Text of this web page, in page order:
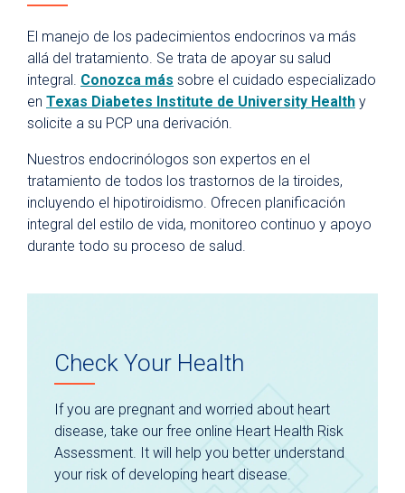
El manejo de los padecimientos endocrinos va más
allá del tratamiento. Se trata de apoyar su salud
integral. Conozca más sobre el cuidado especializado
en Texas Diabetes Institute de University Health y
solicite a su PCP una derivación.
Nuestros endocrinólogos son expertos en el
tratamiento de todos los trastornos de la tiroides,
incluyendo el hipotiroidismo. Ofrecen planificación
integral del estilo de vida, monitoreo continuo y apoyo
durante todo su proceso de salud.
Check Your Health
If you are pregnant and worried about heart
disease, take our free online Heart Health Risk
Assessment. It will help you better understand
your risk of developing heart disease.